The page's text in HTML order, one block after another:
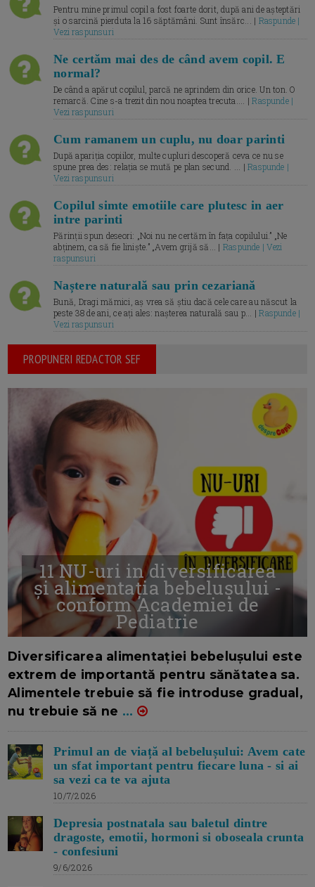
Pentru mine primul copil a fost foarte dorit, după ani de așteptări
și o sarcină pierduta la 16 săptămâni. Sunt însărc... | Raspunde |
Vezi raspunsuri
Ne certăm mai des de când avem copil. E
normal?
De când a apărut copilul, parcă ne aprindem din orice. Un ton. O
remarcă. Cine s-a trezit din nou noaptea trecuta.... |Raspunde |
Vezi raspunsuri
Cum ramanem un cuplu, nu doar parinti
După apariția copiilor, multe cupluri descoperă ceva ce nu se
spune prea des: relația se mută pe plan secund. ... |Raspunde |
Vezi raspunsuri
Copilul simte emotiile care plutesc in aer
intre parinti
Părinții spun deseori: „Noi nu ne certăm în fața copilului.” „Ne
abținem, ca să fie liniște.” „Avem grijă să... | Raspunde | Vezi
raspunsuri
Naștere naturală sau prin cezariană
Bună, Dragi mămici, aș vrea să știu dacă cele care au născut la
peste 38 de ani, ce ați ales: nașterea naturală sau p... |Raspunde |
Vezi raspunsuri
PROPUNERI REDACTOR SEF
11 NU-uri in diversificarea
și alimentația bebelușului -
conform Academiei de
Pediatrie
Diversificarea alimentației bebelușului este
extrem de importantă pentru sănătatea sa.
Alimentele trebuie să fie introduse gradual,
nu trebuie să ne ...
Primul an de viață al bebelușului: Avem cate
un sfat important pentru fiecare luna - si ai
sa vezi ca te va ajuta
10/7/2026
Depresia postnatala sau baletul dintre
dragoste, emotii, hormoni si oboseala crunta
- confesiuni
9/6/2026